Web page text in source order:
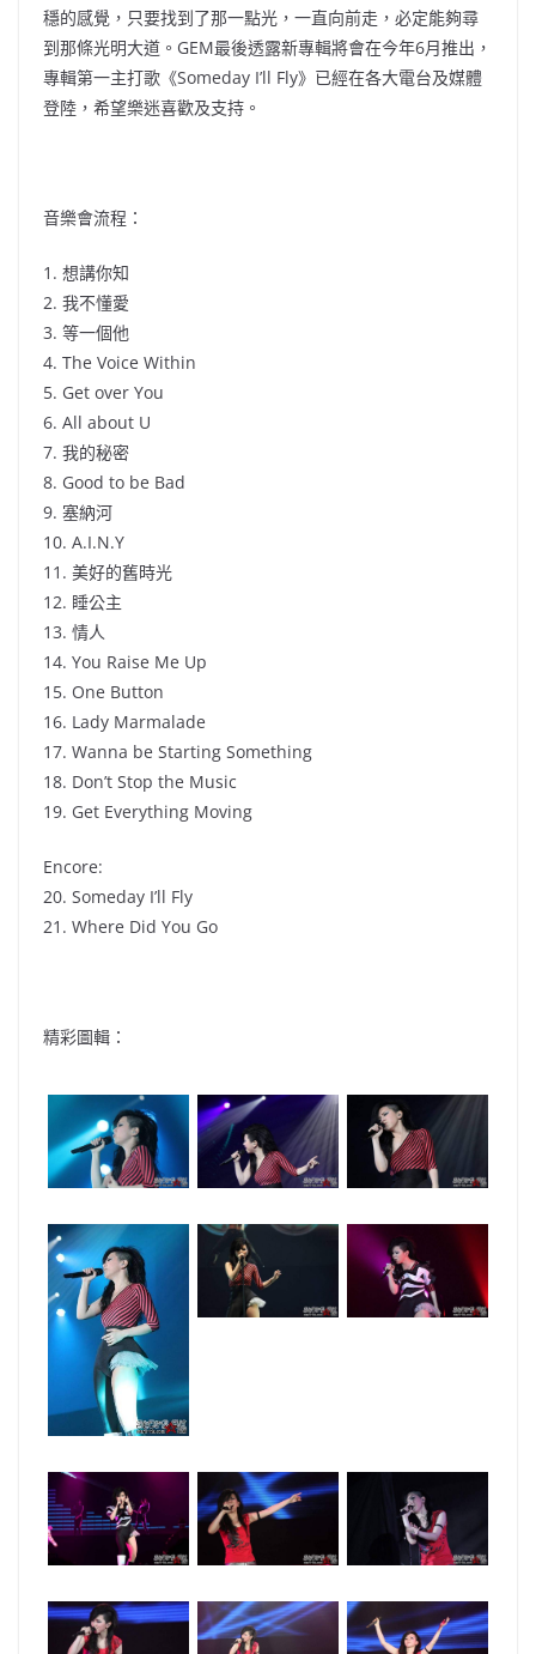
穩的感覺，只要找到了那一點光，一直向前走，必定能夠尋
到那條光明大道。GEM最後透露新專輯將會在今年6月推出，
專輯第一主打歌《Someday I’ll Fly》已經在各大電台及媒體
登陸，希望樂迷喜歡及支持。
音樂會流程：
1. 想講你知
2. 我不懂愛
3. 等一個他
4. The Voice Within
5. Get over You
6. All about U
7. 我的秘密
8. Good to be Bad
9. 塞納河
10. A.I.N.Y
11. 美好的舊時光
12. 睡公主
13. 情人
14. You Raise Me Up
15. One Button
16. Lady Marmalade
17. Wanna be Starting Something
18. Don’t Stop the Music
19. Get Everything Moving
Encore:
20. Someday I’ll Fly
21. Where Did You Go
精彩圖輯：